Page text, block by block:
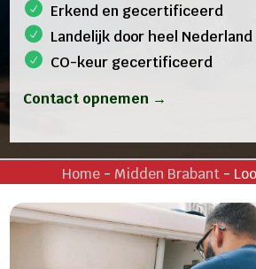
Erkend en gecertificeerd
Landelijk door heel Nederland
CO-keur gecertificeerd
Contact opnemen →
Home- Midden Brabant-